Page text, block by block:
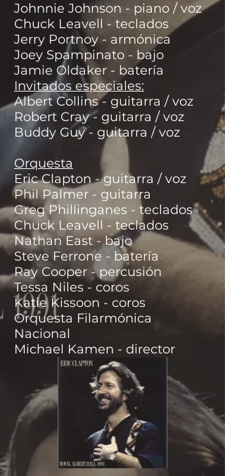
Johnnie Johnson - piano / voz
Chuck Leavell - teclados
Jerry Portnoy - armónica
Joey Spampinato - bajo
Jamie Oldaker - batería
Invitados especiales:
Albert Collins - guitarra / voz
Robert Cray - guitarra / voz
Buddy Guy - guitarra / voz
Orquesta
Eric Clapton - guitarra / voz
Phil Palmer - guitarra
Greg Phillinganes - teclados
Chuck Leavell - teclados
Nathan East - bajo
Steve Ferrone - batería
Ray Cooper - percusión
Tessa Niles - coros
Katie Kissoon - coros
Orquesta Filarmónica
Nacional
Michael Kamen - director